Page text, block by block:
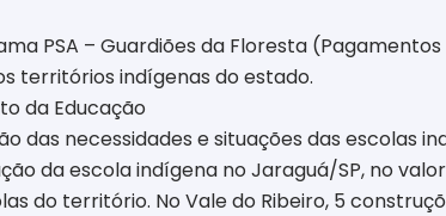
PSA – Guardiões da Floresta
territórios indígenas do estado.
da Educação
das necessidades e situações das escolas
da escola indígena no Jaraguá/SP, no
do território. No Vale do Ribeiro, 5